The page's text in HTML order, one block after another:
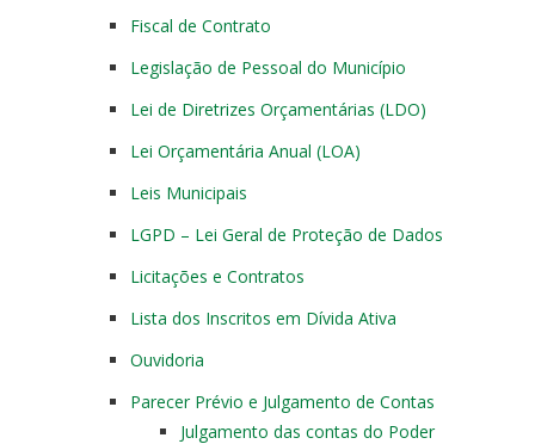
Fiscal de Contrato
Legislação de Pessoal do Município
Lei de Diretrizes Orçamentárias (LDO)
Lei Orçamentária Anual (LOA)
Leis Municipais
LGPD – Lei Geral de Proteção de Dados
Licitações e Contratos
Lista dos Inscritos em Dívida Ativa
Ouvidoria
Parecer Prévio e Julgamento de Contas
Julgamento das contas do Poder